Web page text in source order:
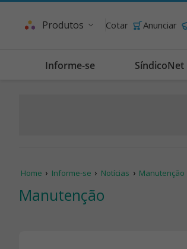
Produtos Cotar Anunciar
Informe-se SíndicoNet
Home Informe-se Notícias Manutenção
Manutenção